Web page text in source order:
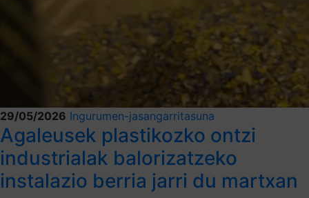
29/05/2026 Ingurumen-jasangarritasuna
Agaleusek plastikozko ontzi
industrialak balorizatzeko
instalazio berria jarri du martxan